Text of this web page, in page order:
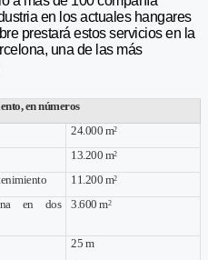
en los actuales hangares
prestará estos servicios en la
una de las más
en números
24.000 m2
13.200 m2
11.200 m2
en dos
3.600 m2
25 m